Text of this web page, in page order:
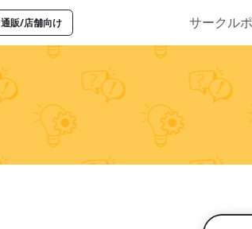
通販/店舗向け サークル